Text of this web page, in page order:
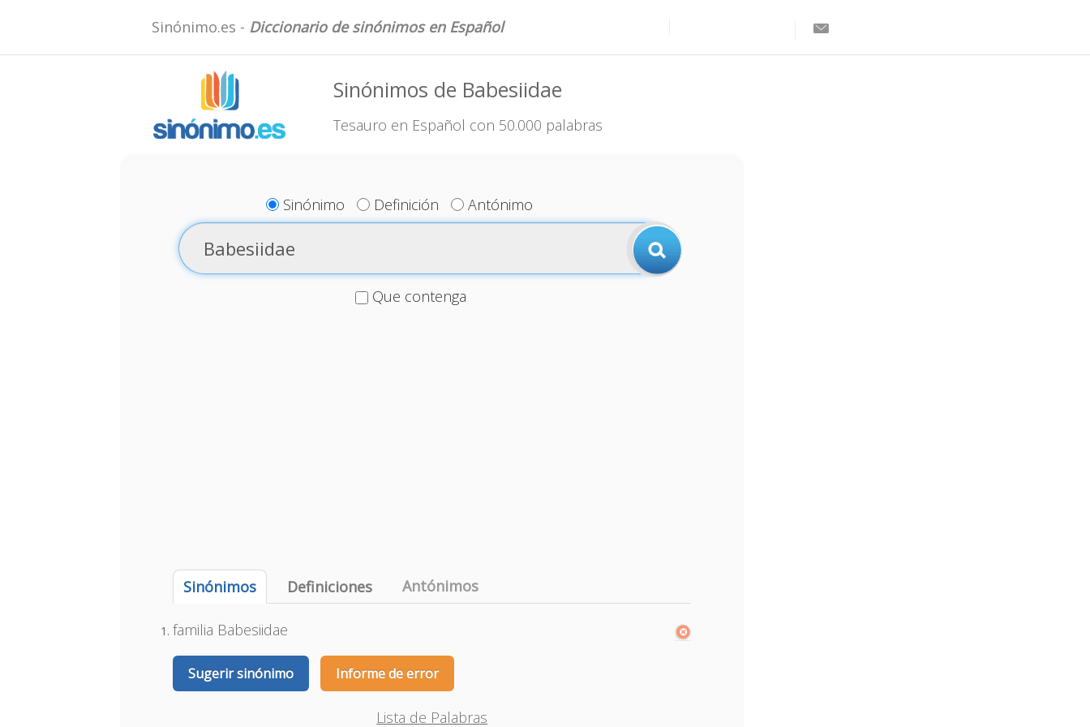
Sinónimo.es - Diccionario de sinónimos en Español
Sinónimos de Babesiidae
Tesauro en Español con 50.000 palabras
Sinónimo Definición Antónimo
Que contenga
Sinónimos Definiciones Antónimos
familia Babesiidae
Sugerir sinónimo Informe de error
Lista de Palabras